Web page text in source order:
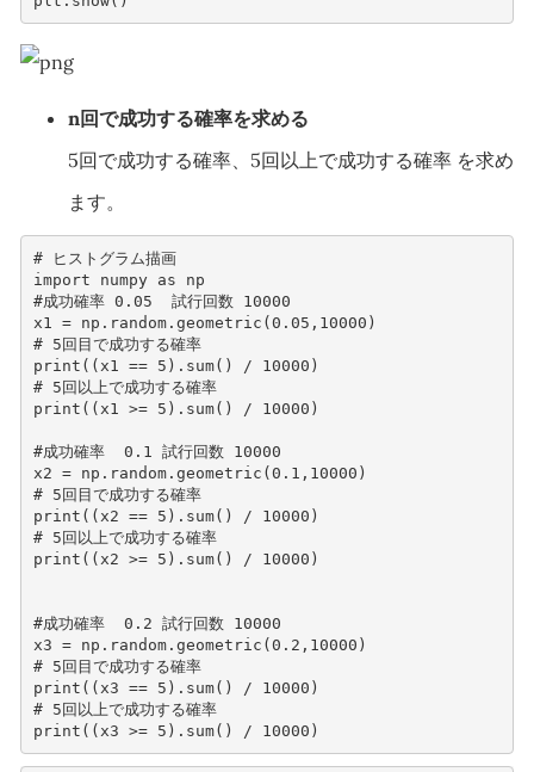
n回で成功する確率を求める
5回で成功する確率、5回以上で成功する確率 を求め
ます。
# ヒストグラム描画
import
numpy as
np
#成功確率 0.05  試行回数 10000
x1
= np . random. geometric (0.05 , 10000 )
# 5回目で成功する確率
print (( x1 == 5 ) . sum() / 10000 )
# 5回以上で成功する確率
print (( x1 >= 5 ) . sum() / 10000 )
#成功確率  0.1 試行回数 10000
x2 = np . random. geometric (0.1 , 10000 )
# 5回目で成功する確率
print (( x2 == 5 ) . sum() / 10000 )
# 5回以上で成功する確率
print (( x2 >= 5 ) . sum() / 10000 )
#成功確率  0.2 試行回数 10000
x3 = np . random. geometric (0.2 , 10000 )
# 5回目で成功する確率
print (( x3 == 5 ) . sum() / 10000 )
# 5回以上で成功する確率
print (( x3 >= 5 ) . sum() / 10000 )